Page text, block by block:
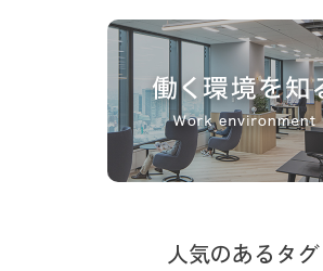
人気のあるタグ